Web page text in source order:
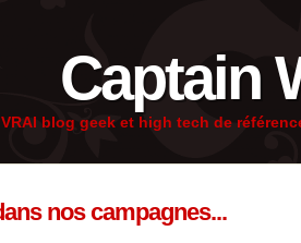
Captain
blog geek et high tech de
nos campagnes...